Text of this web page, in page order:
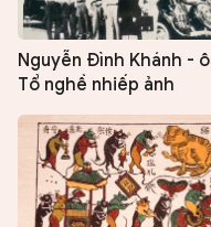
Nguyễn Đình Khánh -
Tổ nghề nhiếp ảnh